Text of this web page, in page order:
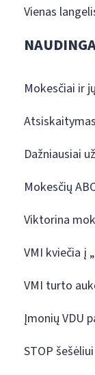
Vienas
Mokesčiai ir
Dažniausiai
Mokesčių
Viktorina
VMI kviečia į
VMI turto
Įmonių VDU
STOP šešėliui